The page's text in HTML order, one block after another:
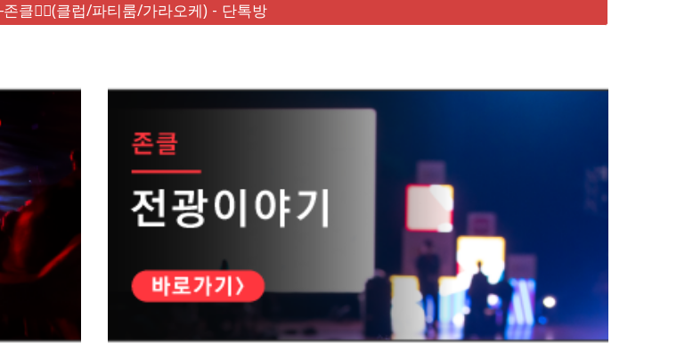
클❤️‍🔥(클럽/파티룸/가라오케) - 단톡방